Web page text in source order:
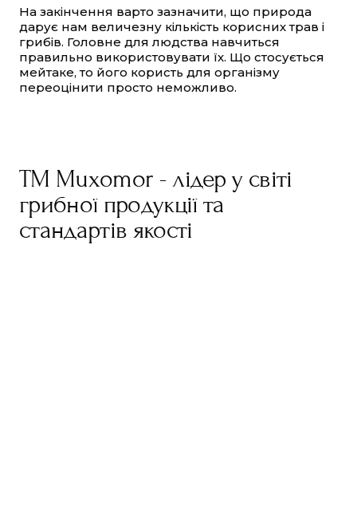
На закінчення варто зазначити, що природа
дарує нам величезну кількість корисних трав і
грибів. Головне для людства навчиться
правильно використовувати їх. Що стосується
мейтаке, то його користь для організму
переоцінити просто неможливо.
TM Muxomor - лідер у світі
грибної продукції та
стандартів якості